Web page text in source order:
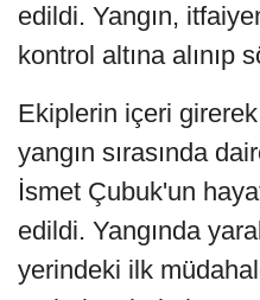
edildi. Yangın,
kontrol altına alınıp
Ekiplerin içeri girerek
yangın sırasında
İsmet Çubuk'un
edildi. Yangında
yerindeki ilk